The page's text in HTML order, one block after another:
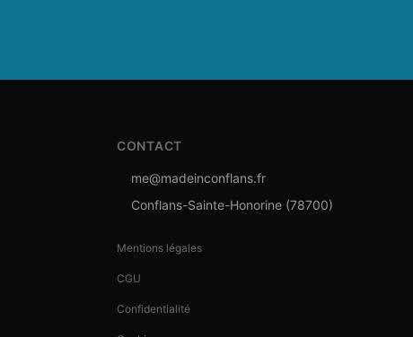
CONTACT
me@madeinconflans.fr
Conflans-Sainte-Honorine (78700)
Mentions légales
CGU
Confidentialité